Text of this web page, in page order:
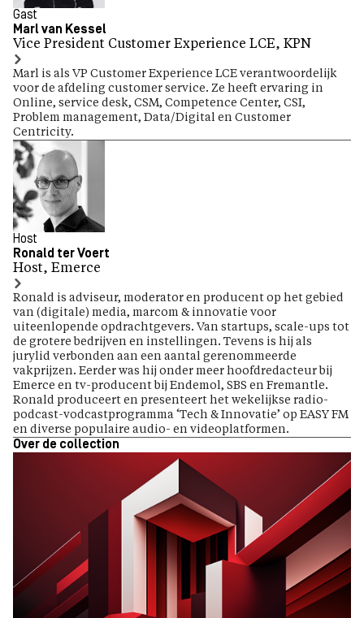
Gast
Marl van Kessel
Vice President Customer Experience LCE, KPN
Marl is als VP Customer Experience LCE verantwoordelijk
voor de afdeling customer service. Ze heeft ervaring in
Online, service desk, CSM, Competence Center, CSI,
Problem management, Data/Digital en Customer
Centricity.
Host
Ronald ter Voert
Host, Emerce
Ronald is adviseur, moderator en producent op het gebied
van (digitale) media, marcom & innovatie voor
uiteenlopende opdrachtgevers. Van startups, scale-ups tot
de grotere bedrijven en instellingen. Tevens is hij als
jurylid verbonden aan een aantal gerenommeerde
vakprijzen. Eerder was hij onder meer hoofdredacteur bij
Emerce en tv-producent bij Endemol, SBS en Fremantle.
Ronald produceert en presenteert het wekelijkse radio-
podcast-vodcastprogramma ‘Tech & Innovatie’ op EASY FM
en diverse populaire audio- en videoplatformen.
Over de collection